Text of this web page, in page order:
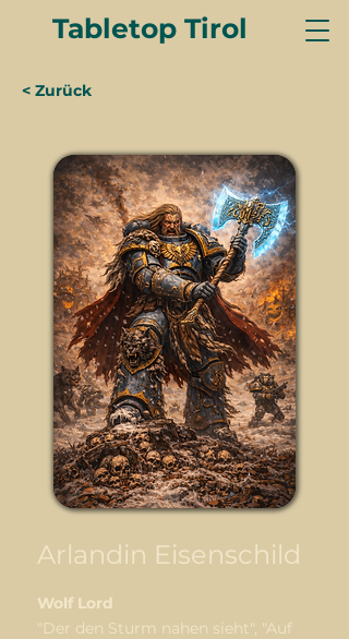
Tabletop Tirol
< Zurück
Arlandin Eisenschild
Wolf Lord
"Der den Sturm nahen sieht", "Auf